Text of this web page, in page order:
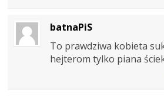
batnaPiS
To prawdziwa kobieta
hejterom tylko piana